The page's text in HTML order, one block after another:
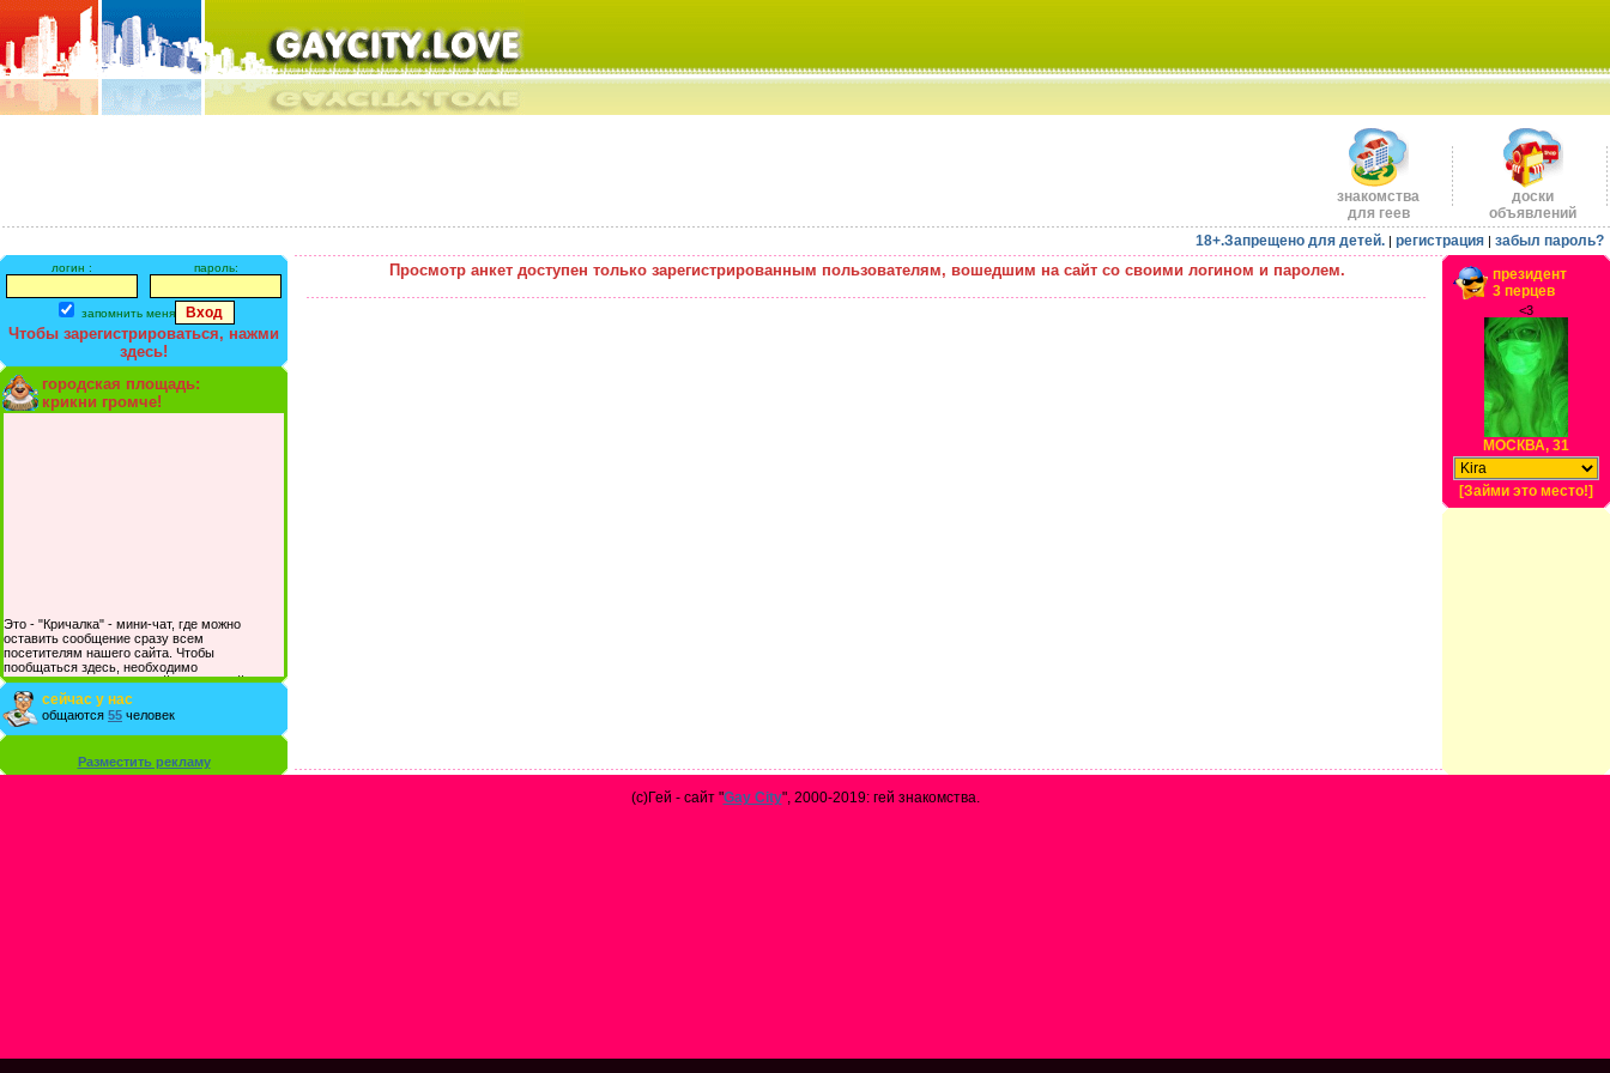
знакомства
для геев
доски
объявлений
18+.Запрещено для детей. | регистрация | забыл пароль?
логин : пароль:
запомнить меня
Чтобы зарегистрироваться, нажми
здесь!
городская площадь:
крикни громче!
Это - "Кричалка" - мини-чат, где можно
оставить сообщение сразу всем
посетителям нашего сайта. Чтобы
пообщаться здесь, необходимо
зарегистрироваться на сайте и/или войти со
своими логином и паролем.
сейчас у нас
общаются 55 человек
Разместить рекламу
Просмотр анкет доступен только зарегистрированным пользователям, вошедшим на сайт со своими логином и паролем.
президент
3 перцев
<3
МОСКВА, 31
[Займи это место!]
(с)Гей - сайт "Gay City", 2000-2019: гей знакомства.